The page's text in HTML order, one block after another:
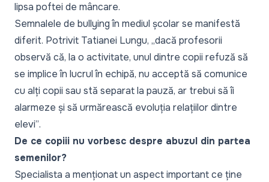
lipsa poftei de mâncare.
Semnalele de bullying în mediul școlar se manifestă
diferit. Potrivit Tatianei Lungu, „dacă profesorii
observă că, la o activitate, unul dintre copii refuză să
se implice în lucrul în echipă, nu acceptă să comunice
cu alți copii sau stă separat la pauză, ar trebui să îi
alarmeze și să urmărească evoluția relațiilor dintre
elevi”.
De ce copiii nu vorbesc despre abuzul din partea
semenilor?
Specialista a menționat un aspect important ce ține